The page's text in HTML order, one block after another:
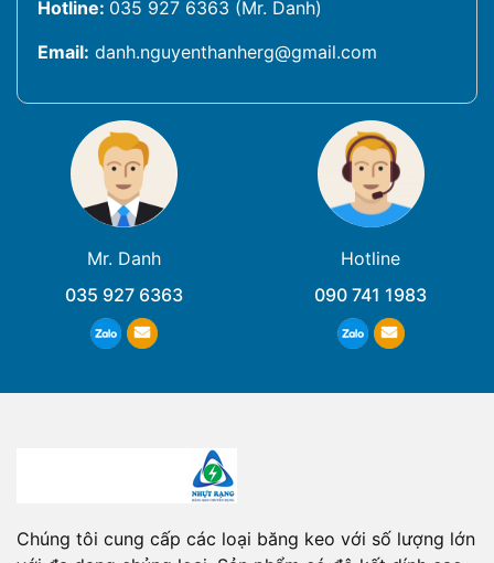
Hotline: 035 927 6363 (Mr. Danh)
Email: danh.nguyenthanherg@gmail.com
Mr. Danh
035 927 6363
Hotline
090 741 1983
Chúng tôi cung cấp các loại băng keo với số lượng lớn